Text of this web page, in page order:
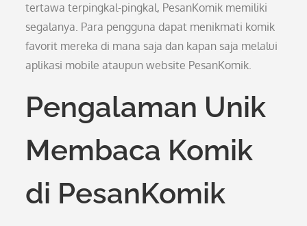
tertawa terpingkal-pingkal, PesanKomik memiliki
segalanya. Para pengguna dapat menikmati komik
favorit mereka di mana saja dan kapan saja melalui
aplikasi mobile ataupun website PesanKomik.
Pengalaman Unik
Membaca Komik
di PesanKomik